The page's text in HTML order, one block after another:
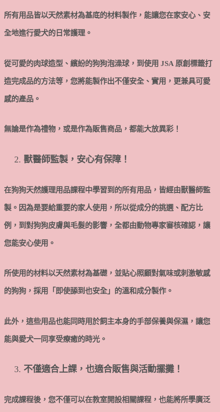
所有用品皆以天然素材為基底的材料製作，能讓您在家安心、安
全地進行愛犬的日常護理。
從可愛的肉球造型、繽紛的狗狗泡澡球，到使用 JSA 原創標籤打
造完成品的方法等，您將能製作出不僅安全、實用，更兼具可愛
感的產品。
無論是作為禮物，或是作為販售商品，都能大放異彩！
獸醫師監製，安心有保障！
在狗狗天然護理用品課程中學習到的所有用品，皆經由獸醫師監
製。因為是要給重要的家人使用，所以從成分的挑選、配方比
例，到對狗狗皮膚與毛髮的影響，全都由動物專家審核確認，讓
您能安心使用。
所使用的材料以天然素材為基礎，並貼心照顧對氣味或刺激敏感
的狗狗，採用「即使舔到也安全」的溫和成分製作。
此外，這些用品也能同時用於飼主本身的手部保養與保濕，讓您
能與愛犬一同享受療癒的時光。
不僅適合上課， 也適合販售與活動擺攤！
完成課程後，您不僅可以在教室開設相關課程，也能將所學廣泛